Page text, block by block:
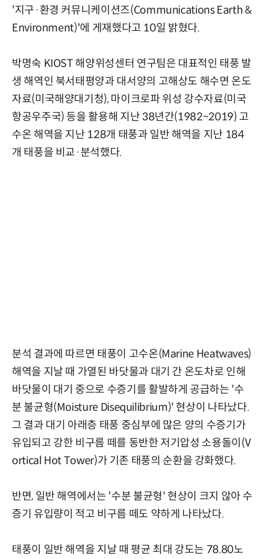
'지구·환경 커뮤니케이션즈(Communications Earth &
Environment)'에 게재했다고 10일 밝혔다.
박명숙 KIOST 해양위성센터 연구팀은 대표적인 태풍 발
생 해역인 북서태평양과 대서양의 고해상도 해수면 온도
자료(미국해양대기청), 마이크로파 위성 강수자료(미국
항공우주국) 등을 활용해 지난 38년간(1982~2019) 고
수온 해역을 지난 128개 태풍과 일반 해역을 지난 184
개 태풍을 비교·분석했다.
분석 결과에 따르면 태풍이 고수온(Marine Heatwaves)
해역을 지날 때 가열된 바닷물과 대기 간 온도차로 인해
바닷물이 대기 중으로 수증기를 활발하게 공급하는 '수
분 불균형(Moisture Disequilibrium)' 현상이 나타났다.
그 결과 대기 아래층 태풍 중심부에 많은 양의 수증기가
유입되고 강한 비구름 떼를 동반한 저기압성 소용돌이(V
ortical Hot Tower)가 기존 태풍의 순환을 강화했다.
반면, 일반 해역에서는 '수분 불균형' 현상이 크지 않아 수
증기 유입량이 적고 비구름 떼도 약하게 나타났다.
태풍이 일반 해역을 지날 때 평균 최대 강도는 78.80노